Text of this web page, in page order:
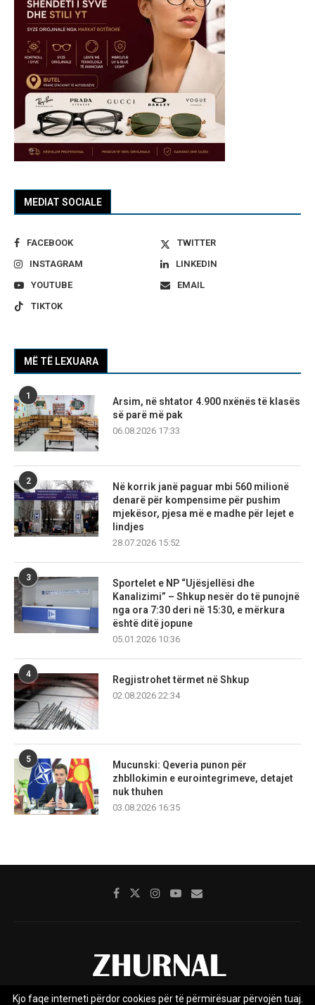
MEDIAT SOCIALE
FACEBOOK
TWITTER
INSTAGRAM
LINKEDIN
YOUTUBE
EMAIL
TIKTOK
MË TË LEXUARA
1
Arsim, në shtator 4.900 nxënës të klasës
së parë më pak
06.08.2026 17:33
2
Në korrik janë paguar mbi 560 milionë
denarë për kompensime për pushim
mjekësor, pjesa më e madhe për lejet e
lindjes
28.07.2026 15:52
3
Sportelet e NP “Ujësjellësi dhe
Kanalizimi” – Shkup nesër do të punojnë
nga ora 7:30 deri në 15:30, e mërkura
është ditë jopune
05.01.2026 10:36
4
Regjistrohet tërmet në Shkup
02.08.2026 22:34
5
Mucunski: Qeveria punon për
zhbllokimin e eurointegrimeve, detajet
nuk thuhen
03.08.2026 16:35
Kjo faqe interneti përdor cookies për të përmirësuar përvojën tuaj.